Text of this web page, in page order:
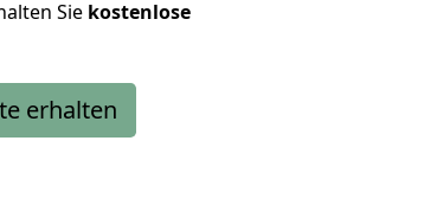
Sie kostenlose
erhalten